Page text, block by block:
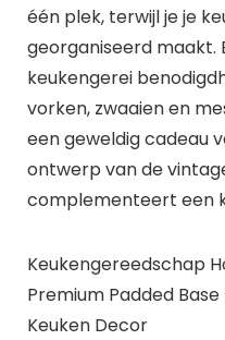
één plek, terwijl je je
georganiseerd maakt.
keukengerei
vorken, zwaaien en
een geweldig cadeau
ontwerp van de
complementeert een
Keukengereedschap
Premium Padded
Keuken Decor